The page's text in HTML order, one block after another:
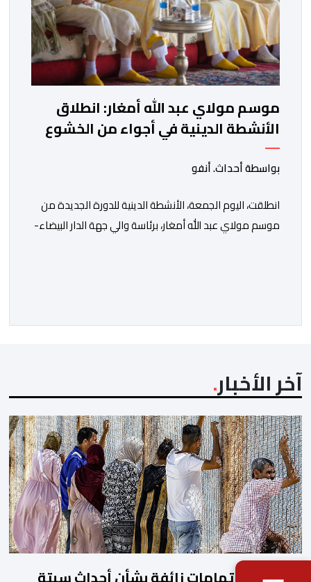
موسم مولاي عبد الله أمغار: انطلاق
الأنشطة الدينية في أجواء من الخشوع
الروحي
بواسطة أحداث. أنفو
انطلقت، اليوم الجمعة، الأنشطة الدينية للدورة الجديدة من
موسم مولاي عبد الله أمغار، برئاسة والي جهة الدار البيضاء-
الرسمية، حيث أُلقيت كلمات كل من رئيس المجلس […]
آخر الأخبار